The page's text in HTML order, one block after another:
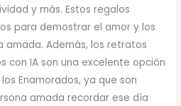
y más. Estos regalos
para demostrar el amor y los
amada. Además, los retratos
con IA son una excelente opción
Enamorados, ya que son
amada recordar ese día